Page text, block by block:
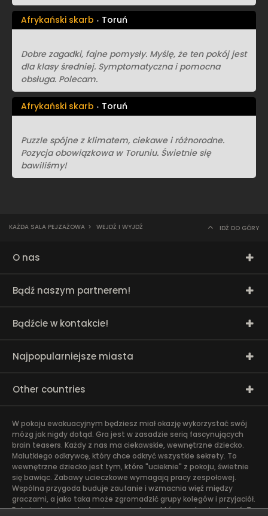
Afrykański skarb Toruń
Dobre zagadki, fajne pomysły. Myślę, że ten pokój jest
dla klasy średniej. Symptomatyczna i pomocna
obsługa. Polecam.
Afrykański skarb Toruń
Puzzle spójne z klimatem, ciekawe i różnorodne.
Pozycja obowiązkowa w Toruniu. Świetnie się
bawiliśmy!
KAŻDA SALA PEJZAŻOWA > WEJDŹ I WYJDŹ IDŹ DO GÓRY
O nas
Bądź naszym partnerem!
Bądźcie w kontakcie!
Najpopularniejsze miasta
Other countries
W pokoju ewakuacyjnym będziesz miał okazję wykorzystać swój
mózg jak nigdy dotąd. Gra jest w zasadzie serią fascynujących
brain teasers. Każdy z nas ma ciekawskie, wewnętrzne dziecko.
Malutkiego odkrywcę, który chce odkryć wszystkie sekrety. To
wewnętrzne dziecko jest tym, które "ucieknie" z pokoju, świetnie
się bawiąc. Zabawy ucieczkowe wymagają pracy zespołowej.
Wspólna przygoda buduje zaufanie i wzmacnia więź między
graczami, a jako taka może zgromadzić grupy kolegów i przyjaciół.
Pokoje do ucieczek oferują przygodę, na którą warto się wybrać. To